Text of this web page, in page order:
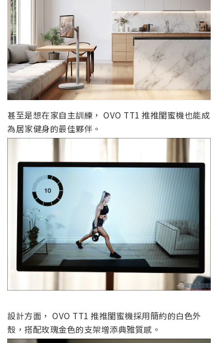
甚至是想在家自主訓練， OVO TT1 推推閨蜜機也能成
為居家健身的最佳夥伴。
設計方面， OVO TT1 推推閨蜜機採用簡約的白色外
殼，搭配玫瑰金色的支架增添典雅質感。